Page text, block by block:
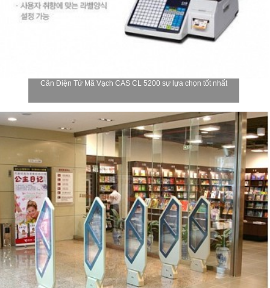
Cân Điện Tử Mã Vạch CAS CL 5200 sự lựa chọn tốt nhất